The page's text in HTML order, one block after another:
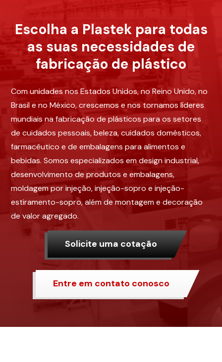
Escolha a Plastek para todas
as suas necessidades de
fabricação de plástico
Com unidades nos Estados Unidos, no Reino Unido, no
Brasil e no México, crescemos e nos tornamos líderes
mundiais na fabricação de plásticos para os setores
de cuidados pessoais, beleza, cuidados domésticos,
farmacêutico e de embalagens para alimentos e
bebidas. Somos especializados em design industrial,
desenvolvimento de produtos e embalagens,
moldagem por injeção, injeção-sopro e injeção-
estiramento-sopro, além de montagem e decoração
de valor agregado.
Solicite uma cotação
Entre em contato conosco